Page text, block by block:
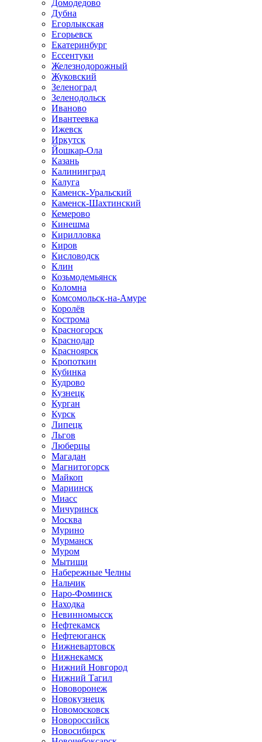
Домодедово
Дубна
Егорлыкская
Егорьевск
Екатеринбург
Ессентуки
Железнодорожный
Жуковский
Зеленоград
Зеленодольск
Иваново
Ивантеевка
Ижевск
Иркутск
Йошкар-Ола
Казань
Калининград
Калуга
Каменск-Уральский
Каменск-Шахтинский
Кемерово
Кинешма
Кирилловка
Киров
Кисловодск
Клин
Козьмодемьянск
Коломна
Комсомольск-на-Амуре
Королёв
Кострома
Красногорск
Краснодар
Красноярск
Кропоткин
Кубинка
Кудрово
Кузнецк
Курган
Курск
Липецк
Льгов
Люберцы
Магадан
Магнитогорск
Майкоп
Мариинск
Миасс
Мичуринск
Москва
Мурино
Мурманск
Муром
Мытищи
Набережные Челны
Нальчик
Наро-Фоминск
Находка
Невинномысск
Нефтекамск
Нефтеюганск
Нижневартовск
Нижнекамск
Нижний Новгород
Нижний Тагил
Нововоронеж
Новокузнецк
Новомосковск
Новороссийск
Новосибирск